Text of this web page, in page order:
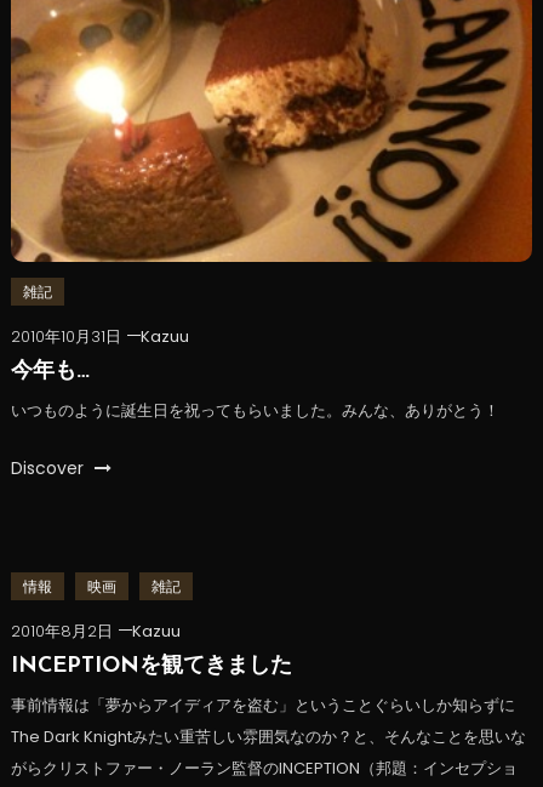
雑記
2010年10月31日
Kazuu
今年も…
いつものように誕生日を祝ってもらいました。みんな、ありがとう！
Discover
情報 映画 雑記
2010年8月2日
Kazuu
INCEPTIONを観てきました
事前情報は「夢からアイディアを盗む」ということぐらいしか知らずに
The Dark Knightみたい重苦しい雰囲気なのか？と、そんなことを思いな
がらクリストファー・ノーラン監督のINCEPTION（邦題：インセプショ